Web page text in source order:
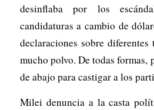
desinflaba por los
candidaturas a cambio de
declaraciones sobre diferentes
mucho polvo. De todas formas,
de abajo para castigar a los
Milei denuncia a la casta